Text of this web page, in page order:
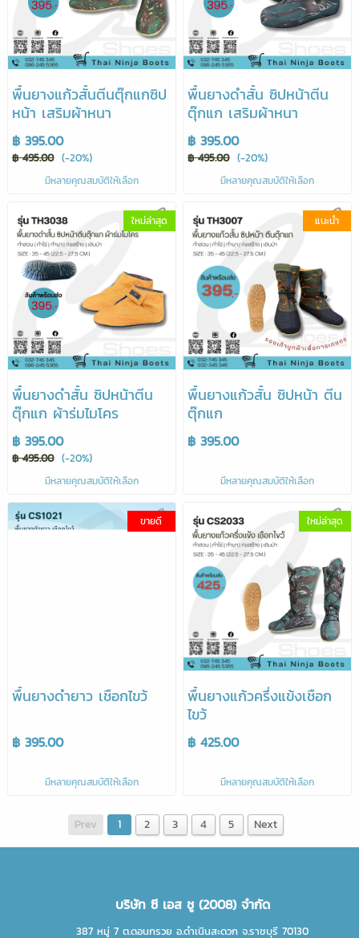
พื้นยางแก้วสั้นตีนตุ๊กแกซิป
หน้า เสริมผ้าหนา
฿ 395.00
฿ 495.00 (-20%)
มีหลายคุณสมบัติให้เลือก
พื้นยางดำสั้น ซิปหน้าตีน
ตุ๊กแก เสริมผ้าหนา
฿ 395.00
฿ 495.00 (-20%)
มีหลายคุณสมบัติให้เลือก
ใหม่ล่าสุด
พื้นยางดำสั้น ซิปหน้าตีน
ตุ๊กแก ผ้าร่มไมโคร
฿ 395.00
฿ 495.00 (-20%)
มีหลายคุณสมบัติให้เลือก
แนะนำ
พื้นยางแก้วสั้น ซิปหน้า ตีน
ตุ๊กแก
฿ 395.00
มีหลายคุณสมบัติให้เลือก
ขายดี
พื้นยางดำยาว เชือกไขว้
฿ 395.00
มีหลายคุณสมบัติให้เลือก
ใหม่ล่าสุด
พื้นยางแก้วครึ่งแข้งเชือก
ไขว้
฿ 425.00
มีหลายคุณสมบัติให้เลือก
Prev 1 2 3 4 5 Next
บริษัท ซี เอส ชู (2008) จำกัด
387 หมู่ 7 ต.ดอนกรวย อ.ดำเนินสะดวก จ.ราชบุรี 70130